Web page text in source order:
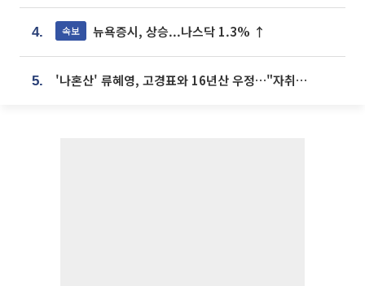
4. 속보 뉴욕증시, 상승...나스닥 1.3% ↑
5. '나혼산' 류혜영, 고경표와 16년산 우정…"자취방서 부모님과 마주쳐"